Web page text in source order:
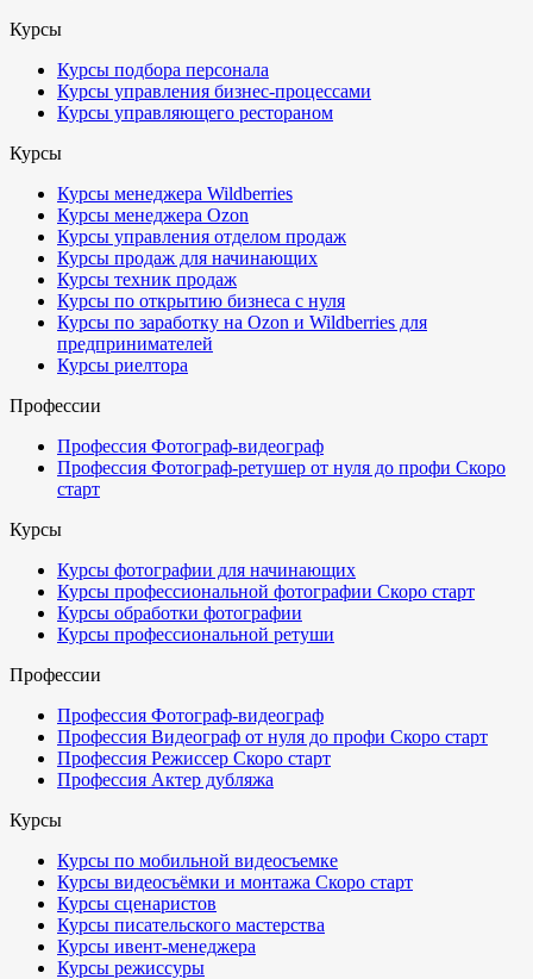
Курсы
Курсы подбора персонала
Курсы управления бизнес-процессами
Курсы управляющего рестораном
Курсы
Курсы менеджера Wildberries
Курсы менеджера Ozon
Курсы управления отделом продаж
Курсы продаж для начинающих
Курсы техник продаж
Курсы по открытию бизнеса с нуля
Курсы по заработку на Ozon и Wildberries для
предпринимателей
Курсы риелтора
Профессии
Профессия Фотограф-видеограф
Профессия Фотограф-ретушер от нуля до профи Скоро
старт
Курсы
Курсы фотографии для начинающих
Курсы профессиональной фотографии Скоро старт
Курсы обработки фотографии
Курсы профессиональной ретуши
Профессии
Профессия Фотограф-видеограф
Профессия Видеограф от нуля до профи Скоро старт
Профессия Режиссер Скоро старт
Профессия Актер дубляжа
Курсы
Курсы по мобильной видеосъемке
Курсы видеосъёмки и монтажа Скоро старт
Курсы сценаристов
Курсы писательского мастерства
Курсы ивент-менеджера
Курсы режиссуры